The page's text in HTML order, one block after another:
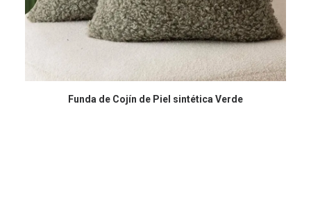
COMPRAR EN AMAZON
Funda de Cojín de Piel sintética Verde